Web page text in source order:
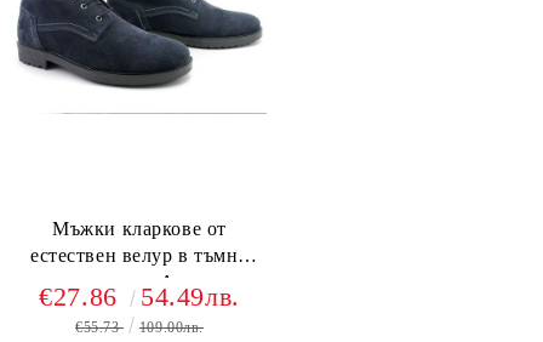
Мъжки кларкове от
естествен велур в тъмно
синьо, модел Август.~
€27.86 54.49лв.
€55.73 109.00лв.